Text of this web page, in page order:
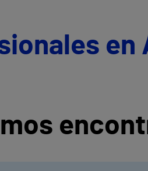
en